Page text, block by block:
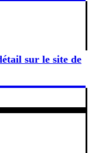
sur le site de